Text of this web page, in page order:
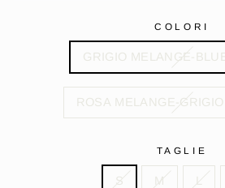
COLORI
GRIGIO MELANGE-
ROSA MELANGE-
TAGLIE
S M L